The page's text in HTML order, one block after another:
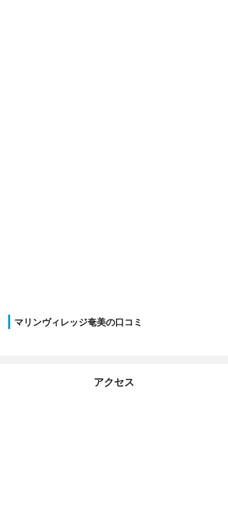
マリンヴィレッジ奄美の口コミ
アクセス